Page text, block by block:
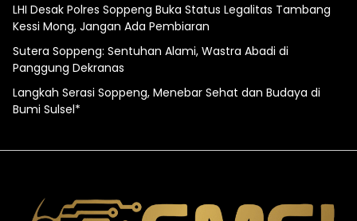
LHI Desak Polres Soppeng Buka Status Legalitas Tambang
Kessi Mong, Jangan Ada Pembiaran
Sutera Soppeng: Sentuhan Alami, Wastra Abadi di
Panggung Dekranas
Langkah Serasi Soppeng, Menebar Sehat dan Budaya di
Bumi Sulsel*